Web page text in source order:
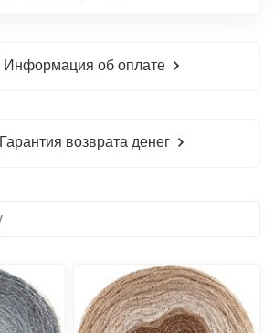
Информация об оплате
Гарантия возврата денег